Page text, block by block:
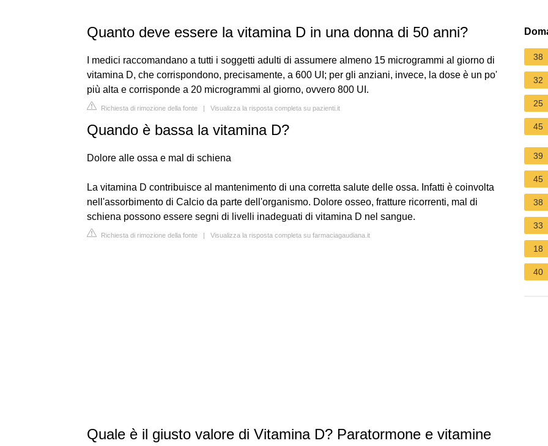
Quanto deve essere la vitamina D in una donna di 50 anni?
I medici raccomandano a tutti i soggetti adulti di assumere almeno 15 microgrammi al giorno di
vitamina D, che corrispondono, precisamente, a 600 UI; per gli anziani, invece, la dose è un po'
più alta e corrisponde a 20 microgrammi al giorno, ovvero 800 UI.
Richiesta di rimozione della fonte Visualizza la risposta completa su pazienti.it
Quando è bassa la vitamina D?
Dolore alle ossa e mal di schiena
La vitamina D contribuisce al mantenimento di una corretta salute delle ossa. Infatti è coinvolta
nell'assorbimento di Calcio da parte dell'organismo. Dolore osseo, fratture ricorrenti, mal di
schiena possono essere segni di livelli inadeguati di vitamina D nel sangue.
Richiesta di rimozione della fonte Visualizza la risposta completa su farmaciagaudiana.it
Quale è il giusto valore di Vitamina D? Paratormone e vitamine
38
32
25
45
39
45
38
33
18
40